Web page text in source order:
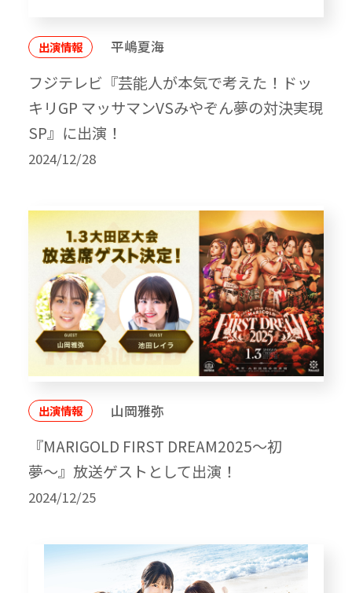
出演情報 平嶋夏海
フジテレビ『芸能人が本気で考えた！ドッ
キリGP マッサマンVSみやぞん夢の対決実現
SP』に出演！
2024/12/28
出演情報 山岡雅弥
『MARIGOLD FIRST DREAM2025〜初
夢〜』放送ゲストとして出演！
2024/12/25